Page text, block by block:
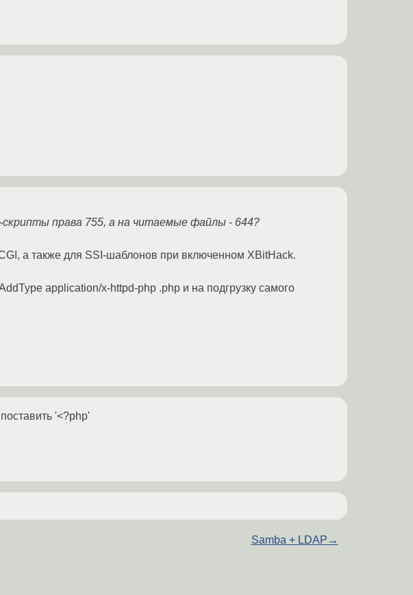
права 755, а на читаемые файлы - 644?
а также для SSI-шаблонов при включенном XBitHack.
application/x-httpd-php .php и на подгрузку самого
'<?php'
Samba + LDAP →